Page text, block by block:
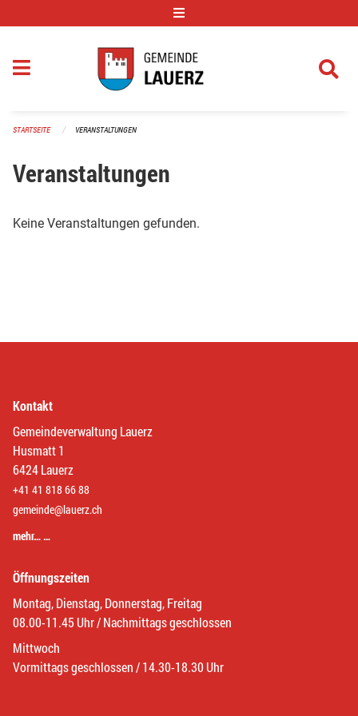
STARTSEITE VERANSTALTUNGEN
Veranstaltungen
Keine Veranstaltungen gefunden.
Kontakt
Gemeindeverwaltung Lauerz
Husmatt 1
6424 Lauerz
+41 41 818 66 88
gemeinde@lauerz.ch
mehr… …
Öffnungszeiten
Montag, Dienstag, Donnerstag, Freitag
08.00-11.45 Uhr / Nachmittags geschlossen
Mittwoch
Vormittags geschlossen / 14.30-18.30 Uhr